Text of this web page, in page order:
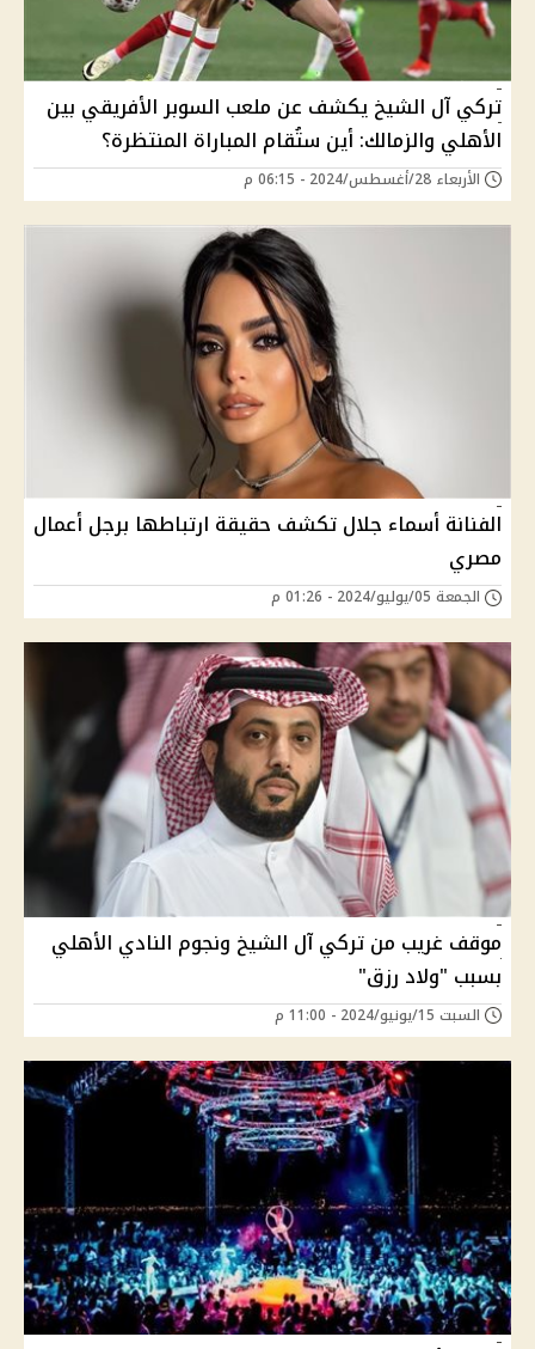
تركي آل الشيخ يكشف عن ملعب السوبر الأفريقي بين
الأهلي والزمالك: أين ستُقام المباراة المنتظرة؟
الأربعاء 28/أغسطس/2024 - 06:15 م
الفنانة أسماء جلال تكشف حقيقة ارتباطها برجل أعمال
مصري
الجمعة 05/يوليو/2024 - 01:26 م
موقف غريب من تركي آل الشيخ ونجوم النادي الأهلي
بسبب "ولاد رزق"
السبت 15/يونيو/2024 - 11:00 م